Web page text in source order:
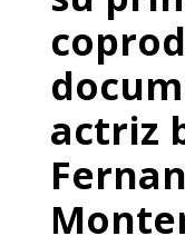
actriz